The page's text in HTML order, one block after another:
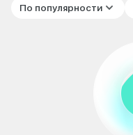
По популярности